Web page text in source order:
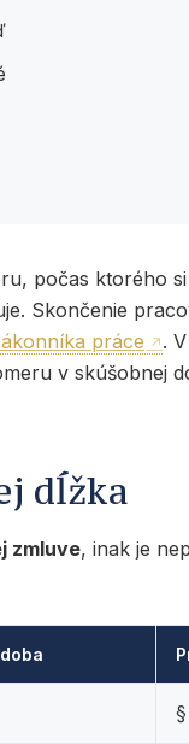
počas ktorého
Skončenie
práce
.
v skúšobnej
dĺžka
zmluve, inak je